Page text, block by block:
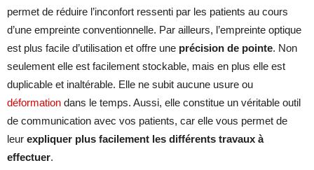
permet de réduire l’inconfort ressenti par les patients au cours
d’une empreinte conventionnelle. Par ailleurs, l’empreinte optique
est plus facile d’utilisation et offre une précision de pointe. Non
seulement elle est facilement stockable, mais en plus elle est
duplicable et inaltérable. Elle ne subit aucune usure ou
déformation dans le temps. Aussi, elle constitue un véritable outil
de communication avec vos patients, car elle vous permet de
leur expliquer plus facilement les différents travaux à
effectuer.